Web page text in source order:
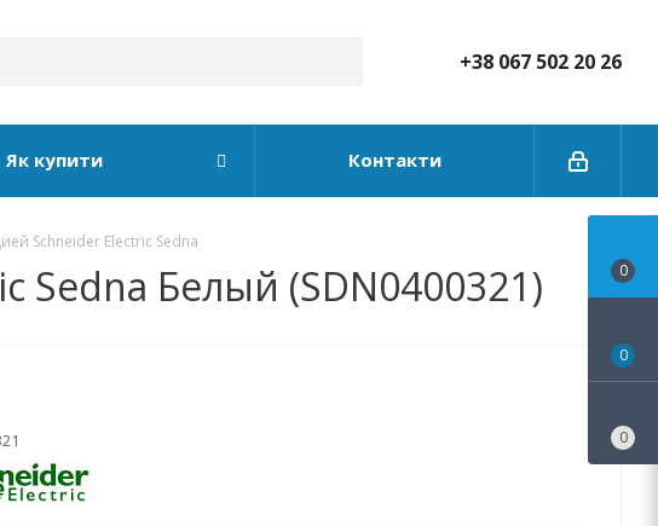
+38 067 502 20 26
Як купити Контакти
Schneider Electric Sedna
Sedna Белый (SDN0400321) 0
0
0